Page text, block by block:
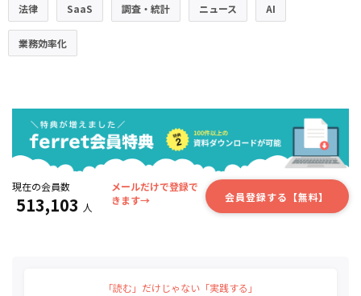
法律 SaaS 調査・統計 ニュース AI
業務効率化
現在の会員数
513,103 人
メールだけで登録で
きます→
会員登録する【無料】
「読む」だけじゃない「実践する」